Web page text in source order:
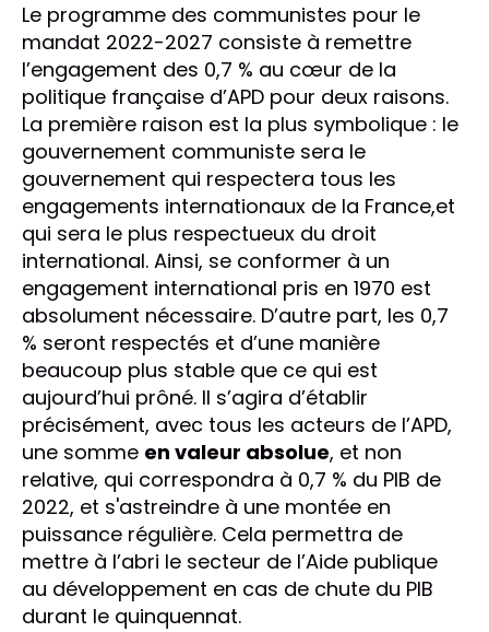
Le programme des communistes pour le
mandat 2022-2027 consiste à remettre
l’engagement des 0,7 % au cœur de la
politique française d’APD pour deux raisons.
La première raison est la plus symbolique : le
gouvernement communiste sera le
gouvernement qui respectera tous les
engagements internationaux de la France,et
qui sera le plus respectueux du droit
international. Ainsi, se conformer à un
engagement international pris en 1970 est
absolument nécessaire. D’autre part, les 0,7
% seront respectés et d’une manière
beaucoup plus stable que ce qui est
aujourd’hui prôné. Il s’agira d’établir
précisément, avec tous les acteurs de l’APD,
une somme en valeur absolue, et non
relative, qui correspondra à 0,7 % du PIB de
2022, et s'astreindre à une montée en
puissance régulière. Cela permettra de
mettre à l’abri le secteur de l’Aide publique
au développement en cas de chute du PIB
durant le quinquennat.